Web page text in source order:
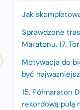
Jak
Sprawdzone
Maratonu, 17.
Motywacja do
być
15. Półmaraton
rekordową pulą